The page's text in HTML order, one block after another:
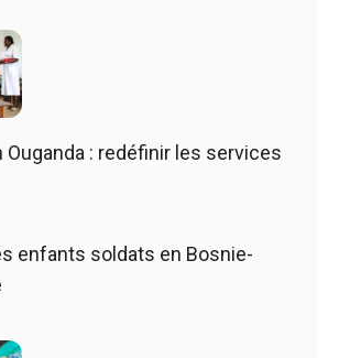
Ouganda : redéfinir les services
enfants soldats en Bosnie-